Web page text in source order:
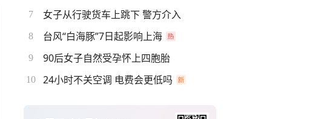
7 女子从行驶货车上跳下 警方介入
8 台风“白海豚”7日起影响上海
9 90后女子自然受孕怀上四胞胎
10 24小时不关空调 电费会更低吗